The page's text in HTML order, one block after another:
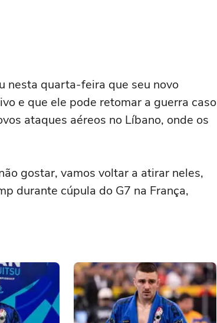
nesta quarta-feira que seu novo
e que ele pode retomar a guerra caso
ataques aéreos no Líbano, onde os
gostar, ‌vamos voltar a atirar neles,
durante cúpula do G7 na França,